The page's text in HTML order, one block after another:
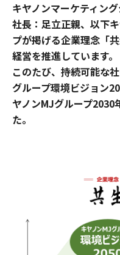
キヤノンマーケティン
社長：足立正親、以下
プが掲げる企業理念「
経営を推進しています。
このたび、持続可能な
グループ環境ビジョン
ヤノンMJグループ2030
た。